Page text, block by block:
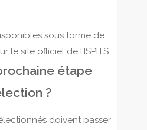
sous forme de
le site officiel de l’ISPITS.
étape
?
doivent passer